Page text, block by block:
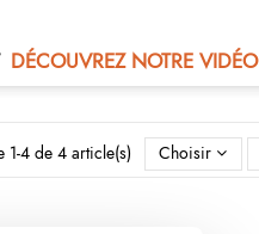
DÉCOUVREZ NOTRE VIDÉO
1-4 de 4 article(s) Choisir